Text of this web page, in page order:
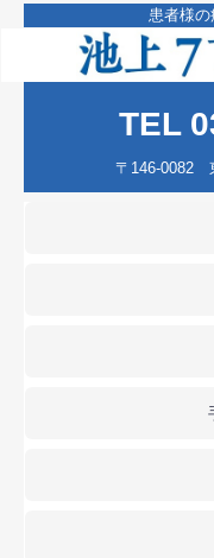
患者様
TEL
〒146-0082